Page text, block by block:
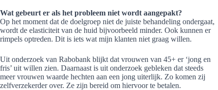
Wat gebeurt er als het probleem niet wordt aangepakt?
Op het moment dat de doelgroep niet de juiste behandeling ondergaat,
wordt de elasticiteit van de huid bijvoorbeeld minder. Ook kunnen er
rimpels optreden. Dit is iets wat mijn klanten niet graag willen.
Uit onderzoek van Rabobank blijkt dat vrouwen van 45+ er ‘jong en
fris’ uit willen zien. Daarnaast is uit onderzoek gebleken dat steeds
meer vrouwen waarde hechten aan een jong uiterlijk. Zo komen zij
zelfverzekerder over. Ze zijn bereid om hiervoor te betalen.